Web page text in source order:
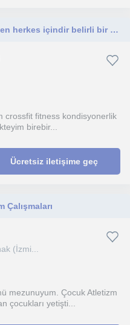
Derslerim hayatında sporu isteyen herkes içindir belirli bir kriter yoktur
crossfit fitness kondisyonerlik
birebir...
Ücretsiz iletişime geç
(İzmi...
mezunuyum. Çocuk Atletizm
çocukları yetişti...